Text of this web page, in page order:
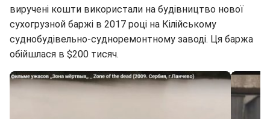
виручені кошти використали на будівництво нової
сухогрузной баржі в 2017 році на Кілійському
суднобудівельно-судноремонтному заводі. Ця баржа
обійшлася в $200 тисяч.